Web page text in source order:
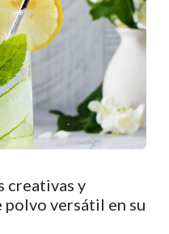
creativas y
versátil en su